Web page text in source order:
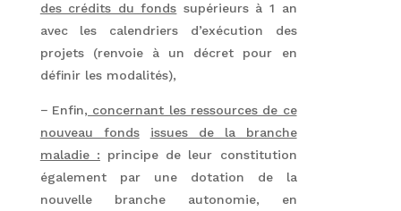
des crédits du fonds supérieurs à 1 an
avec les calendriers d’exécution des
projets (renvoie à un décret pour en
définir les modalités),
− Enfin, concernant les ressources de ce
nouveau fonds
issues de la branche
maladie : principe de leur constitution
également par une dotation de la
nouvelle branche autonomie, en